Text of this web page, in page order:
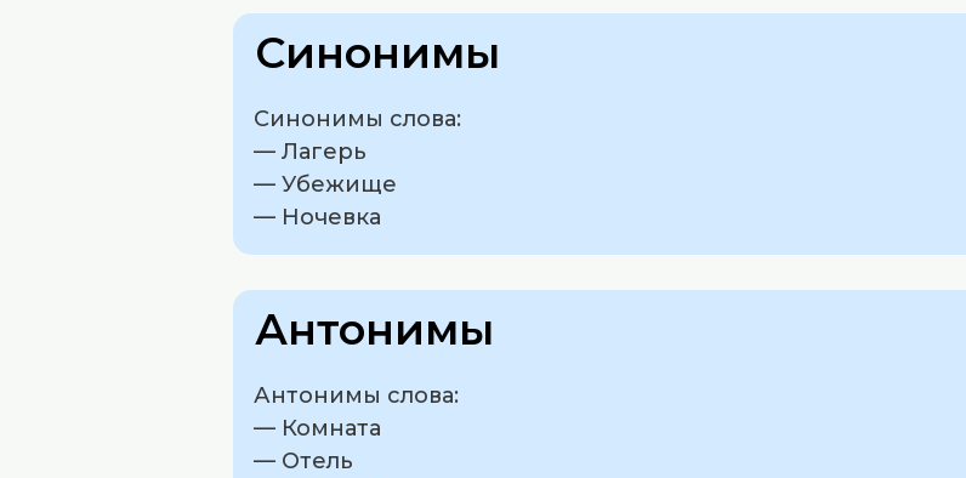
Синонимы
Синонимы слова:
— Лагерь
— Убежище
— Ночевка
Антонимы
Антонимы слова:
— Комната
— Отель